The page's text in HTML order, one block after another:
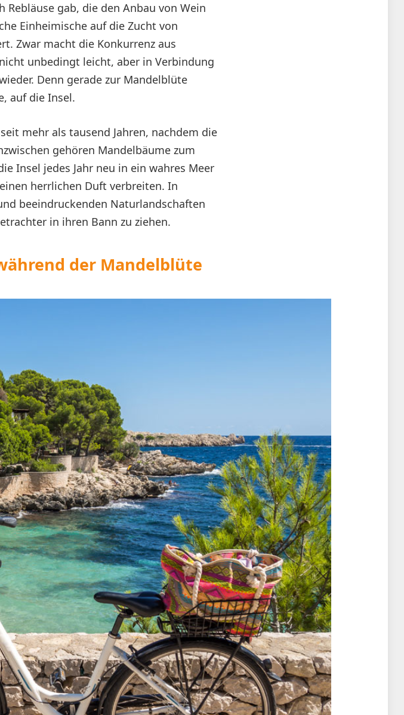
Rebläuse gab, die den Anbau von Wein
Einheimische auf die Zucht von
Zwar macht die Konkurrenz aus
unbedingt leicht, aber in Verbindung
Denn gerade zur Mandelblüte
auf die Insel.
mehr als tausend Jahren, nachdem die
gehören Mandelbäume zum
Insel jedes Jahr neu in ein wahres Meer
herrlichen Duft verbreiten. In
beeindruckenden Naturlandschaften
in ihren Bann zu ziehen.
der Mandelblüte